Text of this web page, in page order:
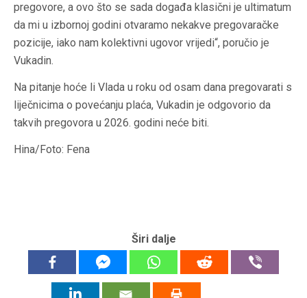
pregovore, a ovo što se sada događa klasični je ultimatum
da mi u izbornoj godini otvaramo nekakve pregovaračke
pozicije, iako nam kolektivni ugovor vrijedi“, poručio je
Vukadin.
Na pitanje hoće li Vlada u roku od osam dana pregovarati s
liječnicima o povećanju plaća, Vukadin je odgovorio da
takvih pregovora u 2026. godini neće biti.
Hina/Foto: Fena
Širi dalje